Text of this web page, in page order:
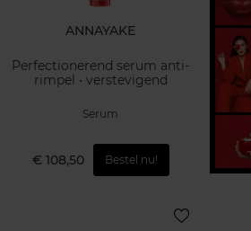
ANNAYAKE
Perfectionerend serum anti-
rimpel • verstevigend
Serum
€ 108,50 Bestel nu!